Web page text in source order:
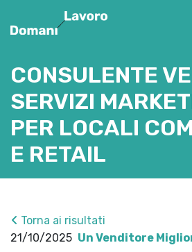
CONSULENTE
SERVIZI
PER LOCALI
E RETAIL
Torna ai risultati
21/10/2025 Un Venditore